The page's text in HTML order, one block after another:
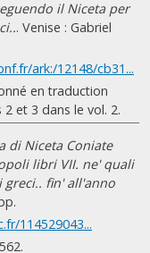
il Niceta per
. Venise : Gabriel
ark:/12148/cb31...
en traduction
2 et 3 dans le vol. 2.
di Niceta Coniate
libri VII. ne' quali
fin' all'anno
114529043...